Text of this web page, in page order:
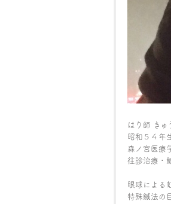
はり師 きゅ
昭和５４年
森ノ宮医療
往診治療・
眼球による
特殊鍼法の